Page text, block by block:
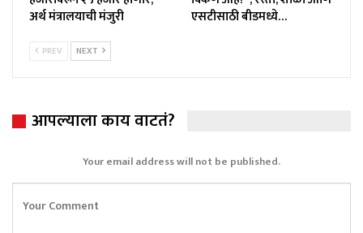
अर्थ मंत्रालयाची मंजुरी
एसटीसाठी बीडमध्ये…
PREV NEXT
आपल्याला काय वाटतं?
Your email address will not be published.